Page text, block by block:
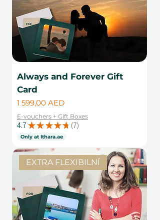
Always and Forever Gift
Card
Cena
1 599,00 AED
E-vouchers + Gift Boxes
4.7 ★ ★ ★ ★ ★ 7
7
Only at Ithara.ae
EXTRA FLEXIBILNÍ